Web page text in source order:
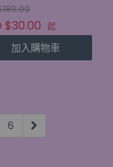
$30.00 起
加入購物車
6